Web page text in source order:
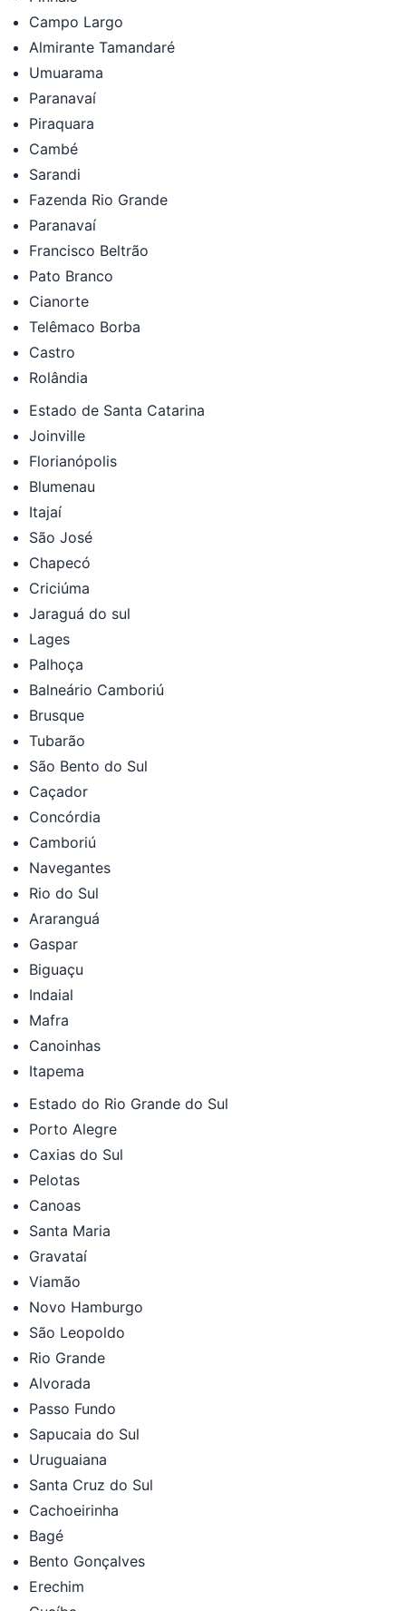
Campo Largo
Almirante Tamandaré
Umuarama
Paranavaí
Piraquara
Cambé
Sarandi
Fazenda Rio Grande
Paranavaí
Francisco Beltrão
Pato Branco
Cianorte
Telêmaco Borba
Castro
Rolândia
Estado de Santa Catarina
Joinville
Florianópolis
Blumenau
Itajaí
São José
Chapecó
Criciúma
Jaraguá do sul
Lages
Palhoça
Balneário Camboriú
Brusque
Tubarão
São Bento do Sul
Caçador
Concórdia
Camboriú
Navegantes
Rio do Sul
Araranguá
Gaspar
Biguaçu
Indaial
Mafra
Canoinhas
Itapema
Estado do Rio Grande do Sul
Porto Alegre
Caxias do Sul
Pelotas
Canoas
Santa Maria
Gravataí
Viamão
Novo Hamburgo
São Leopoldo
Rio Grande
Alvorada
Passo Fundo
Sapucaia do Sul
Uruguaiana
Santa Cruz do Sul
Cachoeirinha
Bagé
Bento Gonçalves
Erechim